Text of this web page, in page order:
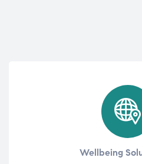
Wellbeing